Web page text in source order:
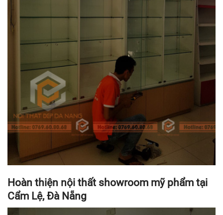
Hoàn thiện nội thất showroom mỹ phẩm tại
Cẩm Lệ, Đà Nẵng